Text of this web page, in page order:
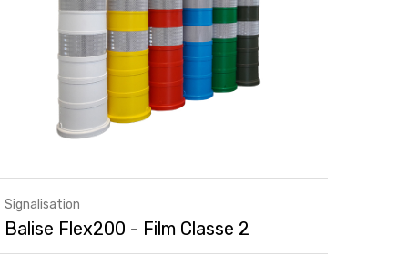
Signalisation
Balise Flex200 - Film Classe 2